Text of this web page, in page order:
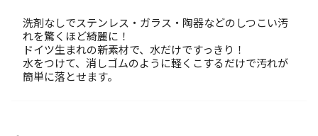
洗剤なしでステンレス・ガラス・陶器などのしつこい汚
れを驚くほど綺麗に！
ドイツ生まれの新素材で、水だけですっきり！
水をつけて、消しゴムのように軽くこするだけで汚れが
簡単に落とせます。